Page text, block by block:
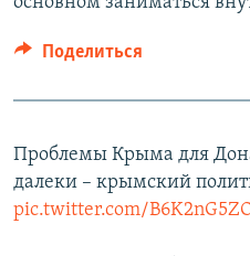
Поделиться
Проблемы Крыма для
далеки – крымский
pic.twitter.com/